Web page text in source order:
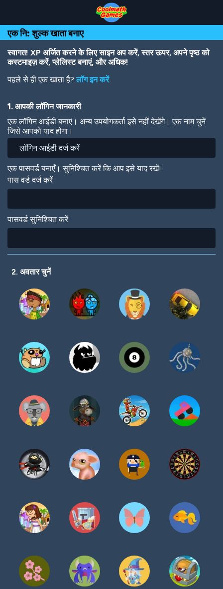
Top
of
Page
Navigation
Main
Content
Footer
main
content
एक नि: शुल्क खाता बनाए
स्वागत! XP अर्जित करने के लिए साइन अप करें, स्तर ऊपर, अपने पृष्ठ को
कस्टमाइज़ करें, प्लेलिस्ट बनाएं, और अधिक!
पहले से ही एक खाता है?लॉग इन करें.
1. आपकी लॉगिन जानकारी
एक लॉगिन आईडी बनाएं। अन्य उपयोगकर्ता इसे नहीं देखेंगे। एक नाम चुनें
जिसे आपको याद होगा।
एक पासवर्ड बनाएँ। सुनिश्चित करें कि आप इसे याद रखें!
पास वर्ड दर्ज करें
पासवर्ड सुनिश्चित करें
2. अवतार चुनें